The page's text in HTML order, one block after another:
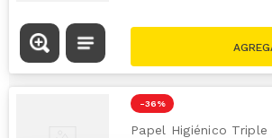
-36 %
Papel Higiénico Triple